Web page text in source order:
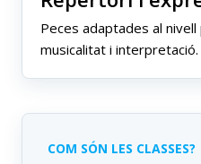
Peces adaptades al
musicalitat i interpretació.
COM SÓN LES CLASSES?